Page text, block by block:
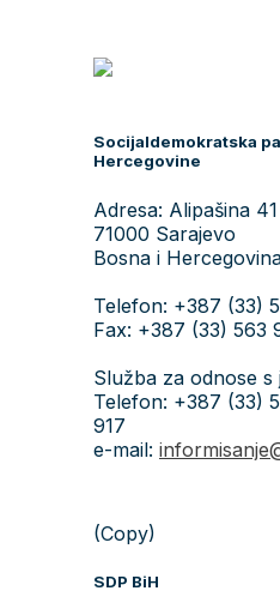
Socijaldemokratska
Hercegovine
Adresa: Alipašina 41
71000 Sarajevo
Bosna i
Telefon: +387 (33)
Fax: +387 (33) 563
Služba za odnose s
Telefon: +387 (33)
917
e-mail:
(Copy)
SDP BiH